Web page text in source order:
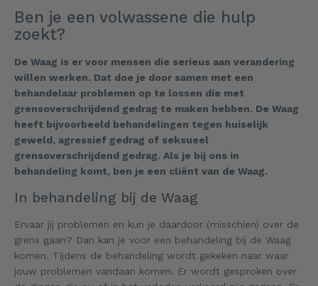
Ben je een volwassene die hulp
zoekt?
De Waag is er voor mensen die serieus aan verandering
willen werken. Dat doe je door samen met een
behandelaar problemen op te lossen die met
grensoverschrijdend gedrag te maken hebben. De Waag
heeft bijvoorbeeld behandelingen tegen huiselijk
geweld, agressief gedrag of seksueel
grensoverschrijdend gedrag. Als je bij ons in
behandeling komt, ben je een cliënt van de Waag.
In behandeling bij de Waag
Ervaar jij problemen en kun je daardoor (misschien) over de
grens gaan? Dan kan je voor een behandeling bij de Waag
komen. Tijdens de behandeling wordt gekeken naar waar
jouw problemen vandaan komen. Er wordt gesproken over